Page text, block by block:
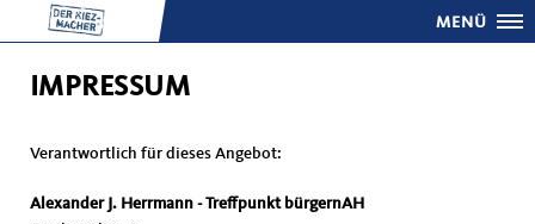
MENÜ
IMPRESSUM
Verantwortlich für dieses Angebot:
Alexander J. Herrmann - Treffpunkt bürgernAH